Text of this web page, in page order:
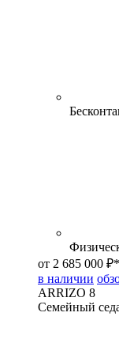
от 2 685 000 ₽*
в наличии
ARRIZO 8
Семейный